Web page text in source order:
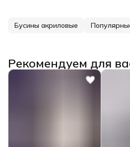
Бусины акриловые
Рекомендуем для